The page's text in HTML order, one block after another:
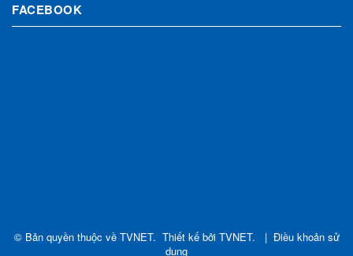
FACEBOOK
© Bản quyền thuộc về TVNET. Thiết kế bởi TVNET. | Điều khoản sử
dụng